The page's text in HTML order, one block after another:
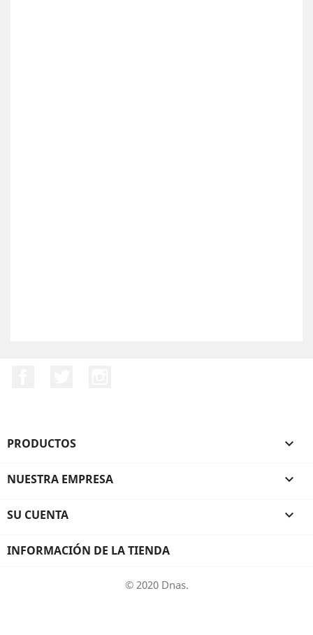
PRODUCTOS 
NUESTRA EMPRESA 
SU CUENTA 
INFORMACIÓN DE LA TIENDA
© 2020 Dnas.